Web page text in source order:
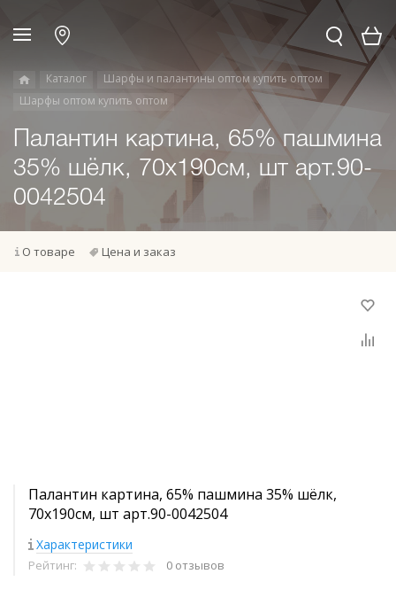
Каталог
Шарфы и палантины оптом купить оптом
Шарфы оптом купить оптом
Палантин картина, 65% пашмина
35% шёлк, 70x190см, шт арт.90-
0042504
О товаре Цена и заказ
Палантин картина, 65% пашмина 35% шёлк,
70x190см, шт арт.90-0042504
Характеристики
Рейтинг: 0 отзывов